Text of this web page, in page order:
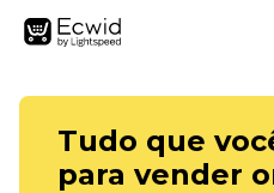
Tudo que
para vender